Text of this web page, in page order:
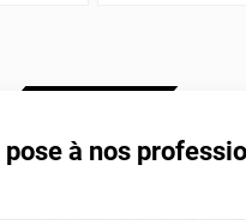
pose à nos